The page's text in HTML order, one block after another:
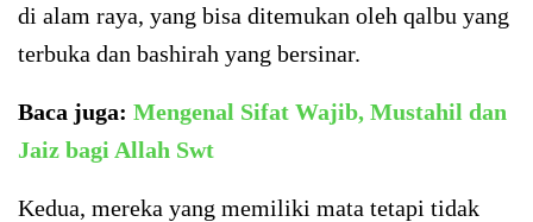
di alam raya, yang bisa ditemukan oleh qalbu yang
terbuka dan bashirah yang bersinar.
Baca juga: Mengenal Sifat Wajib, Mustahil dan
Jaiz bagi Allah Swt
Kedua, mereka yang memiliki mata tetapi tidak